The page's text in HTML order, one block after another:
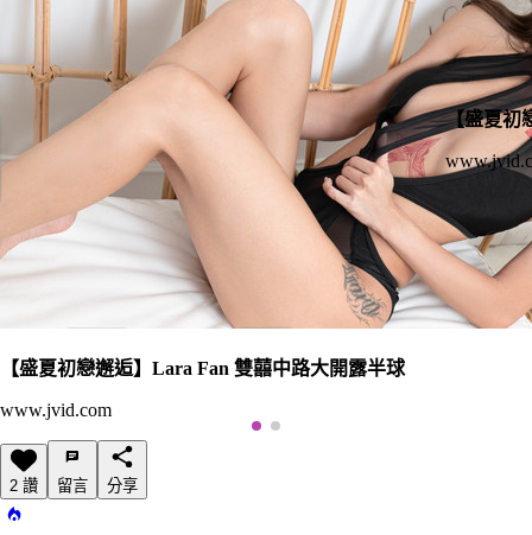
【盛夏初戀邂逅】Lara Fan 雙囍中路大開露半球
www.jvid.com
【盛夏初
2 讚 留言 分享